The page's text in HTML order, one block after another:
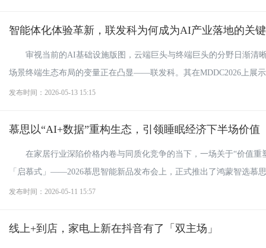
智能体化体验革新，联发科为何成为AI产业落地的关
审视当前的AI基础设施版图，云端巨头与终端巨头的分野日渐清
场景终端生态布局的变量正在凸显——联发科。其在MDDC2026上展
发布时间：2026-05-13 15:15
慕思以“AI+数据”重构生态，引领睡眠经济下半场价值
在家居行业深陷价格内卷与同质化竞争的当下，一场关于“价值
「启慕式」——2026慕思智能新品发布会上，正式推出了鸿蒙智选慕
发布时间：2026-05-11 15:57
线上+到店，家电上新在抖音有了「双主场」